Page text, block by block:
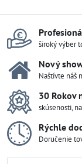
široký výber
Nový
Naštívte náš
30 Rokov
skúsenosti,
Rýchle
Doručenie